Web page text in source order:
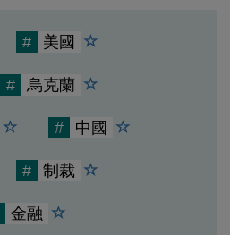
# 美國
# 烏克蘭
# 中國
# 制裁
金融